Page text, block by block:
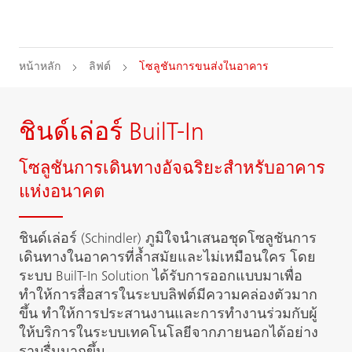
หน้าหลัก ลิฟต์ โซลูชันการขนส่งในอาคาร
ชินด์เล่อร์ BuilT-In
โซลูชันการเดินทางอัจฉริยะสำหรับอาคาร
แห่งอนาคต
ชินด์เล่อร์ (Schindler) ภูมิใจนำเสนอชุดโซลูชันการ
เดินทางในอาคารที่ล้ำสมัยและไม่เหมือนใคร โดย
ระบบ BuilT-In Solution ได้รับการออกแบบมาเพื่อ
ทำให้การสื่อสารในระบบลิฟต์มีความคล่องตัวมาก
ขึ้น ทำให้การประสานงานและการทำงานร่วมกับผู้
ให้บริการในระบบเทคโนโลยีจากภายนอกได้อย่าง